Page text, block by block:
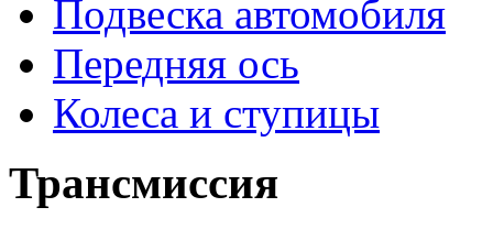
Подвеска автомобиля
Передняя ось
Колеса и ступицы
Трансмиссия